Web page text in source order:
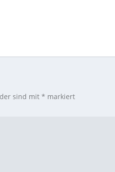
sind mit* markiert